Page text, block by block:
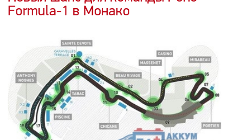
НОВОСТИ
КОНТАКТЫ
Formula-1 в Монако